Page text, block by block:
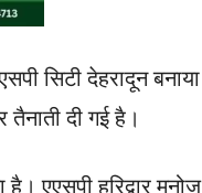
सिटी देहरादून बनाया
दी गई है।
एएसपी हरिद्वार मनोज